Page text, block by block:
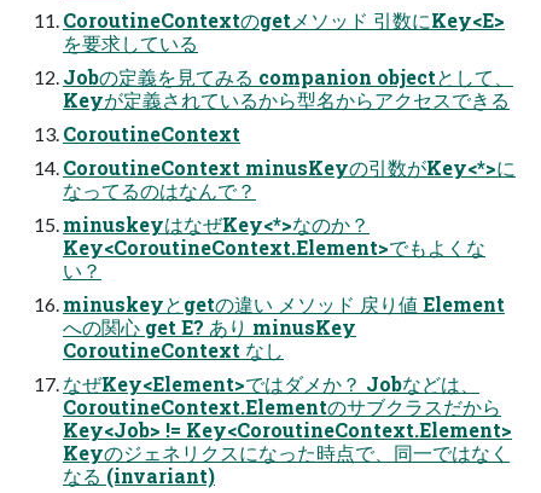
CoroutineContextのgetメソッド 引数にKey<E>
を要求している
Jobの定義を⾒てみる companion objectとして、
Keyが定義されているから型名からアクセスできる
CoroutineContext
CoroutineContext minusKeyの引数がKey<*>に
なってるのはなんで？
minuskeyはなぜKey<*>なのか？
Key<CoroutineContext.Element>でもよくな
い？
minuskeyとgetの違い メソッド 戻り値 Element
への関心 get E? あり minusKey
CoroutineContext なし
なぜKey<Element>ではダメか？ Jobなどは、
CoroutineContext.Elementのサブクラスだから
Key<Job> != Key<CoroutineContext.Element>
Keyのジェネリクスになった時点で、同一ではなく
なる (invariant)